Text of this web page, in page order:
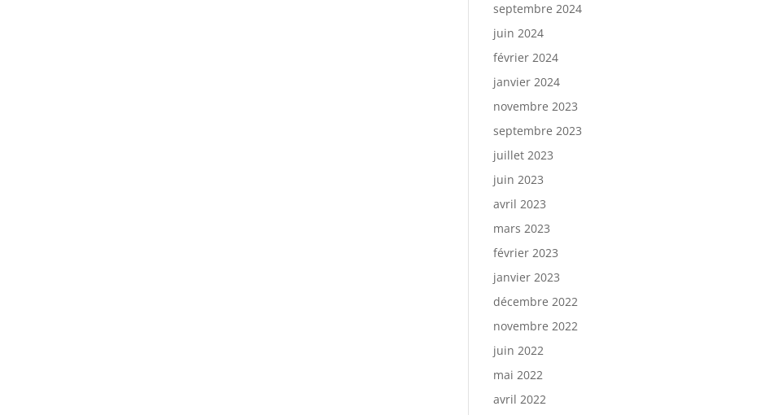
septembre 2024
juin 2024
février 2024
janvier 2024
novembre 2023
septembre 2023
juillet 2023
juin 2023
avril 2023
mars 2023
février 2023
janvier 2023
décembre 2022
novembre 2022
juin 2022
mai 2022
avril 2022